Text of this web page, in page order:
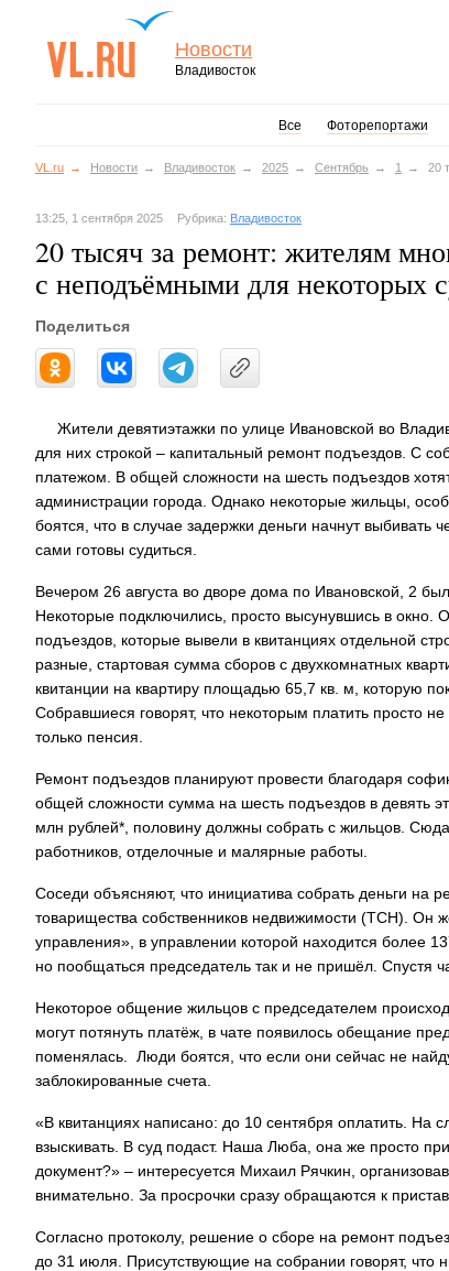
Новости
Владивосток
Все Фоторепортажи
VL.ru Новости Владивосток 2025 Сентябрь 1 20
13:25, 1 сентября 2025 Рубрика: Владивосток
20 тысяч за ремонт: жителям
с неподъёмными для некоторых
Поделиться
Жители девятиэтажки по улице Ивановской во
для них строкой – капитальный ремонт подъездов. С
платежом. В общей сложности на шесть подъездов
администрации города. Однако некоторые жильцы,
боятся, что в случае задержки деньги начнут
сами готовы судиться.
Вечером 26 августа во дворе дома по Ивановской, 2
Некоторые подключились, просто высунувшись в
подъездов, которые вывели в квитанциях отдельной
разные, стартовая сумма сборов с двухкомнатных
квитанции на квартиру площадью 65,7 кв. м, которую
Собравшиеся говорят, что некоторым платить просто
только пенсия.
Ремонт подъездов планируют провести благодаря
общей сложности сумма на шесть подъездов в девять
млн рублей*, половину должны собрать с жильцов.
работников, отделочные и малярные работы.
Соседи объясняют, что инициатива собрать деньги на
товарищества собственников недвижимости (ТСН). Он
управления», в управлении которой находится более
но пообщаться председатель так и не пришёл. Спустя
Некоторое общение жильцов с председателем
могут потянуть платёж, в чате появилось обещание
поменялась. Люди боятся, что если они сейчас не
заблокированные счета.
«В квитанциях написано: до 10 сентября оплатить. На
взыскивать. В суд подаст. Наша Люба, она же просто
документ?» – интересуется Михаил Рячкин,
внимательно. За просрочки сразу обращаются к
Согласно протоколу, решение о сборе на ремонт
до 31 июля. Присутствующие на собрании говорят, что